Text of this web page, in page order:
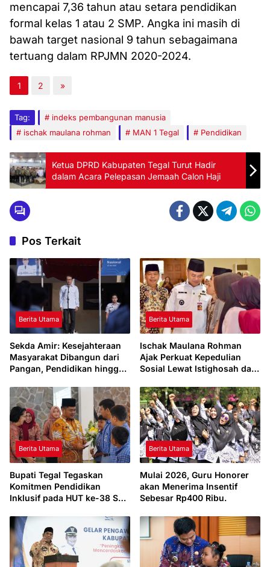
mencapai 7,36 tahun atau setara pendidikan
formal kelas 1 atau 2 SMP. Angka ini masih di
bawah target nasional 9 tahun sebagaimana
tertuang dalam RPJMN 2020-2024.
1 2 »
Tag:
indeks pembangunan manusia
ischak maulana rohman
MAN 1 Tegal Pendidikan
Ketua DPRD Kabupaten Tegal Turut Hadir
dalam Acara Pelepasan Jemaah Calon Haji
Pos Terkait
Berita Utama
Sekda Amir: Kesejahteraan
Masyarakat Dibangun dari
Pangan, Pendidikan hingga
Berita Utama
Ischak Maulana Rohman
Ajak Perkuat Kepedulian
Sosial Lewat Istighosah dan
Berita Utama
Bupati Tegal Tegaskan
Komitmen Pendidikan
Inklusif pada HUT ke-38 SLB
Berita Utama
Mulai 2026, Guru Honorer
akan Menerima Insentif
Sebesar Rp400 Ribu.